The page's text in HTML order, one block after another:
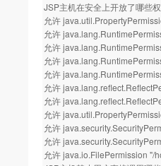
JSP主机在安全上开放了哪些
允许
允许
允许
允许
允许
允许
允许
允许
允许
允许
允许 java.io.FilePermission "/